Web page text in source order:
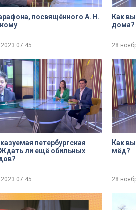
посвящённого А. Н.
07:45
Как
дома?
28
петербургская
ли ещё обильных
07:45
Как
мёд?
28